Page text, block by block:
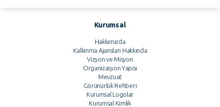
Kurumsal
Hakkımızda
Kalkınma Ajansları Hakkında
Vizyon ve Misyon
Organizasyon Yapısı
Mevzuat
Görünürlük Rehberi
Kurumsal Logolar
Kurumsal Kimlik